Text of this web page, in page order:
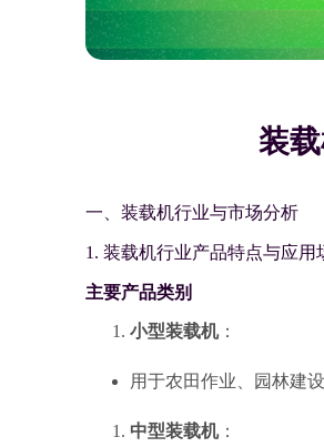
装
一、装载机行业与市场分析
1. 装载机行业产品特点与应用
主要产品类别
小型装载机：
用于农田作业、园林建
中型装载机：